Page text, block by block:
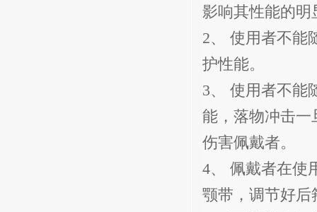
影响其性能的明
2、 使用者不能
护性能。
3、 使用者不能
能，落物冲击一
伤害佩戴者。
4、 佩戴者在使
颚带，调节好后